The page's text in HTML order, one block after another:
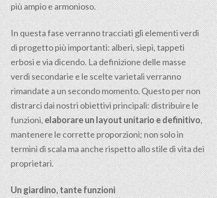
più ampio e armonioso.
In questa fase verranno tracciati gli elementi verdi
di progetto più importanti: alberi, siepi, tappeti
erbosi e via dicendo. La definizione delle masse
verdi secondarie e le scelte varietali verranno
rimandate a un secondo momento. Questo per non
distrarci dai nostri obiettivi principali: distribuire le
funzioni,elaborare un layout unitario e definitivo,
mantenere le corrette proporzioni; non solo in
termini di scala ma anche rispetto allo stile di vita dei
proprietari.
Un giardino, tante funzioni